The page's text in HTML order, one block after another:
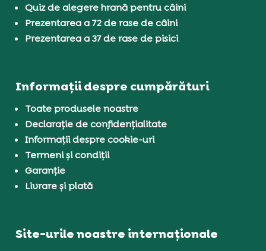
Quiz de alegere hrană pentru câini
Prezentarea a 72 de rase de câini
Prezentarea a 37 de rase de pisici
Informații despre cumpărături
Toate produsele noastre
Declarație de confidențialitate
Informații despre cookie-uri
Termeni și condiții
Garanție
Livrare și plată
Site-urile noastre internaționale